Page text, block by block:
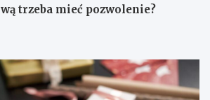
trzeba mieć pozwolenie?